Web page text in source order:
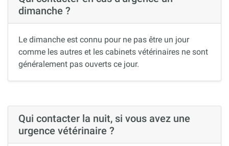
dimanche ?
Le dimanche est connu pour ne pas être un jour
comme les autres et les cabinets vétérinaires ne sont
généralement pas ouverts ce jour.
Qui contacter la nuit, si vous avez une
urgence vétérinaire ?